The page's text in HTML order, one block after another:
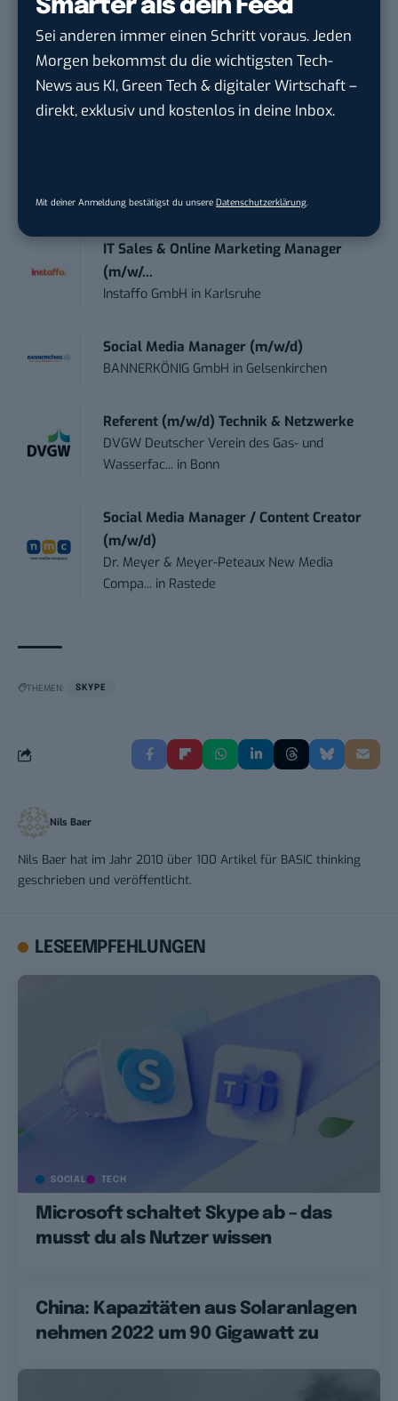
Smarter als dein Feed
Sei anderen immer einen Schritt voraus. Jeden
Morgen bekommst du die wichtigsten Tech-
News aus KI, Green Tech & digitaler Wirtschaft –
direkt, exklusiv und kostenlos in deine Inbox.
Mit deiner Anmeldung bestätigst du unsere Datenschutzerklärung.
Marketing Manager – Content
Marketing /...
Acura Fachklinik GmbHinAlbstadt
Ennepetal
IT Sales & Online Marketing Manager
(m/w/...
Instaffo GmbH in Karlsruhe
Social Media Manager (m/w/d)
BANNERKÖNIG GmbH in Gelsenkirchen
Referent (m/w/d) Technik & Netzwerke
DVGW Deutscher Verein des Gas- und
Wasserfac... in Bonn
Social Media Manager / Content Creator
(m/w/d)
Dr. Meyer & Meyer-Peteaux New Media
Compa... in Rastede
THEMEN: SKYPE
Nils Baer
Nils Baer hat im Jahr 2010 über 100 Artikel für BASIC thinking
geschrieben und veröffentlicht.
LESEEMPFEHLUNGEN
SOCIAL TECH
Microsoft schaltet Skype ab – das
musst du als Nutzer wissen
China: Kapazitäten aus Solaranlagen
nehmen 2022 um 90 Gigawatt zu